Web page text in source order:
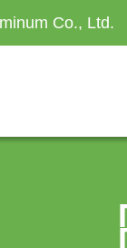
Co., Ltd.